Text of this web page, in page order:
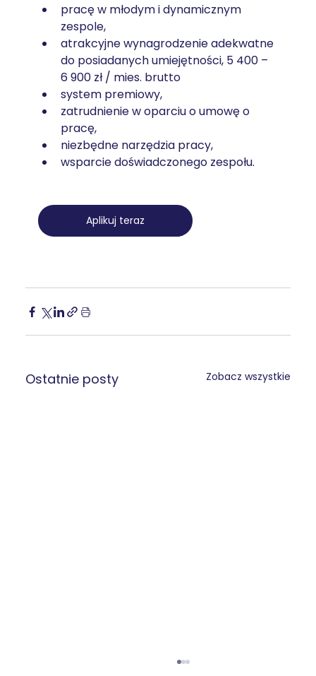
pracę w młodym i dynamicznym
zespole,
atrakcyjne wynagrodzenie adekwatne
do posiadanych umiejętności, 5 400 –
6 900 zł / mies. brutto
system premiowy,
zatrudnienie w oparciu o umowę o
pracę,
niezbędne narzędzia pracy,
wsparcie doświadczonego zespołu.
Aplikuj teraz
Ostatnie posty Zobacz wszystkie